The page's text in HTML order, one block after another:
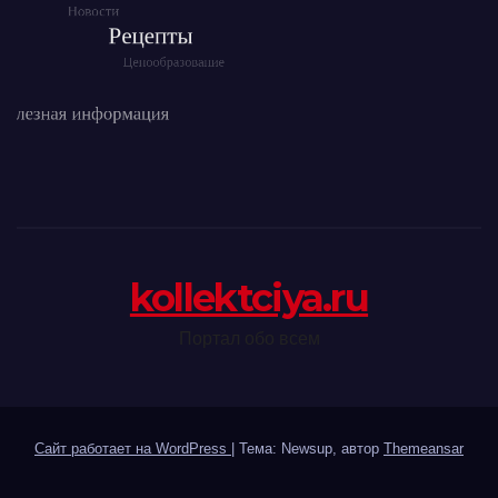
kollektciya.ru
Сайт работает на WordPress | Тема: Newsup, автор Themeansar